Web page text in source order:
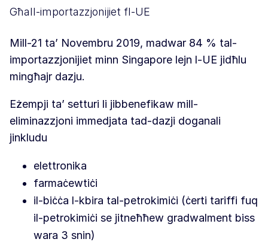
Għall-importazzjonijiet fl-UE
Mill-21 ta’ Novembru 2019, madwar 84 % tal-
importazzjonijiet minn Singapore lejn l-UE jidħlu
mingħajr dazju.
Eżempji ta’ setturi li jibbenefikaw mill-
eliminazzjoni immedjata tad-dazji doganali
jinkludu
elettronika
farmaċewtiċi
il-biċċa l-kbira tal-petrokimiċi (ċerti tariffi fuq
il-petrokimiċi se jitneħħew gradwalment biss
wara 3 snin)